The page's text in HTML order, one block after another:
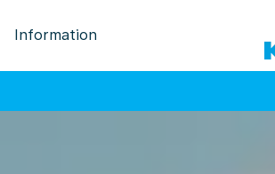
Information